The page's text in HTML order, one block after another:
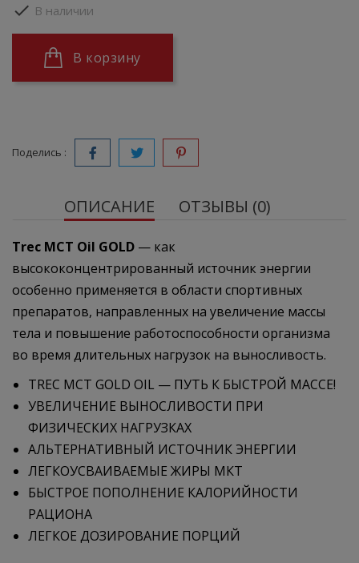
 В наличии
В корзину
Поделись :
ОПИСАНИЕ ОТЗЫВЫ (0)
Trec MCT Oil GOLD — как
высококонцентрированный источник энергии
особенно применяется в области спортивных
препаратов, направленных на увеличение массы
тела и повышение работоспособности организма
во время длительных нагрузок на выносливость.
TREC MCT GOLD OIL — ПУТЬ К БЫСТРОЙ МАССЕ!
УВЕЛИЧЕНИЕ ВЫНОСЛИВОСТИ ПРИ
ФИЗИЧЕСКИХ НАГРУЗКАХ
АЛЬТЕРНАТИВНЫЙ ИСТОЧНИК ЭНЕРГИИ
ЛЕГКОУСВАИВАЕМЫЕ ЖИРЫ МКТ
БЫСТРОЕ ПОПОЛНЕНИЕ КАЛОРИЙНОСТИ
РАЦИОНА
ЛЕГКОЕ ДОЗИРОВАНИЕ ПОРЦИЙ